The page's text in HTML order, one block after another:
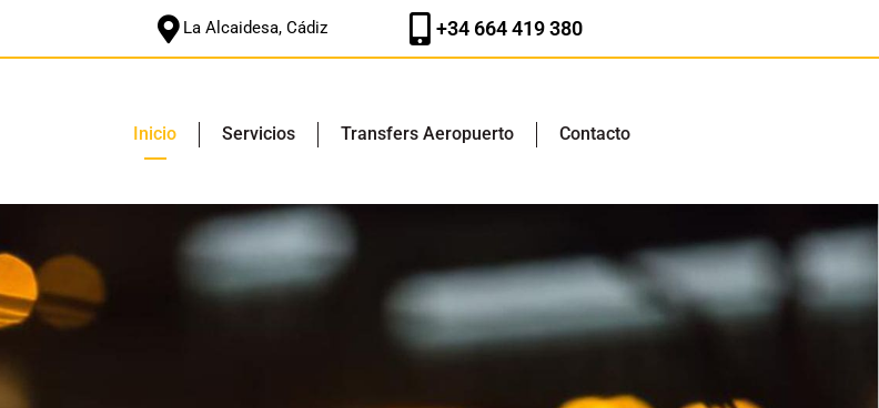
La Alcaidesa, Cádiz +34 664 419 380
Inicio Servicios Transfers Aeropuerto Contacto